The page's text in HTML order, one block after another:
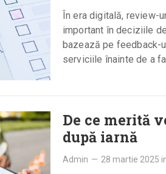
În era digitală, review-
important în deciziile
bazează pe feedback-
serviciile înainte de a
De ce merită
după iarnă
Admin — 28 martie 2025